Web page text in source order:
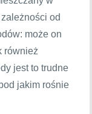
od
może on
również
jest to trudne
jakim rośnie